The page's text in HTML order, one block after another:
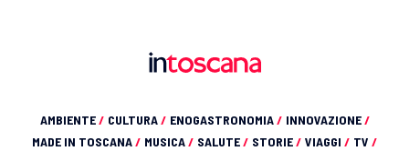
AMBIENTE/ CULTURA/ ENOGASTRONOMIA/ INNOVAZIONE/
MADE IN TOSCANA/ MUSICA/ SALUTE/ STORIE/ VIAGGI / TV /